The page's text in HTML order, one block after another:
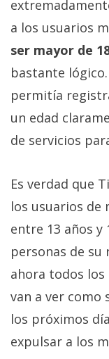
Profesional
+
Más
temas
Sorteos
Contacto
/
nosotros
/
Publicidad
/
Cambiar
opciones
a los usuarios
ser mayor de
bastante
permitía
un edad
de servicios
Es verdad que
los usuarios de
entre 13 años y
personas de su
ahora todos los
van a ver como
los próximos
expulsar a los